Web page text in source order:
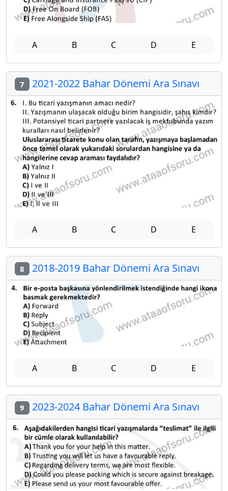
A B C D E
7 2021-2022 Bahar Dönemi Ara Sınavı
A B C D E
8 2018-2019 Bahar Dönemi Ara Sınavı
A B C D E
9 2023-2024 Bahar Dönemi Ara Sınavı